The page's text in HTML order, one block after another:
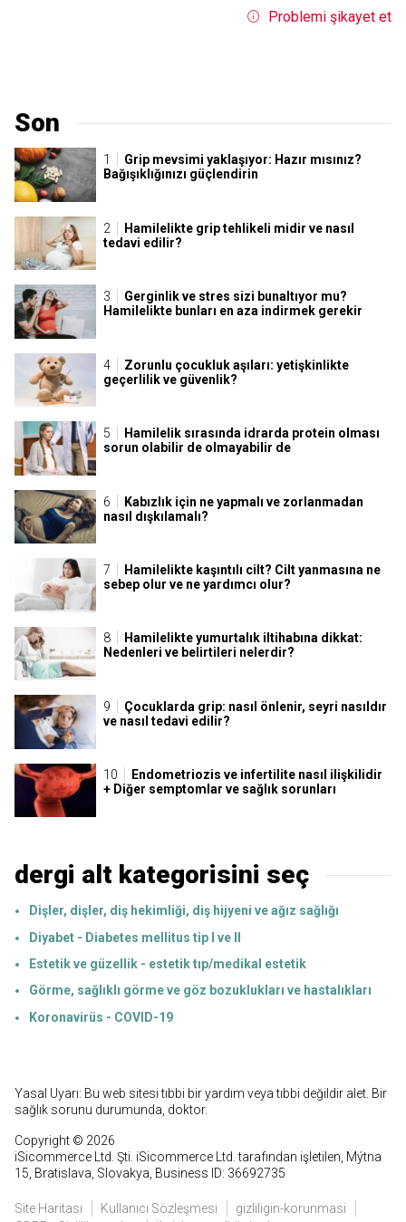
Problemi şikayet et
Son
Grip mevsimi yaklaşıyor: Hazır mısınız?
Bağışıklığınızı güçlendirin
Hamilelikte grip tehlikeli midir ve nasıl
tedavi edilir?
Gerginlik ve stres sizi bunaltıyor mu?
Hamilelikte bunları en aza indirmek gerekir
Zorunlu çocukluk aşıları: yetişkinlikte
geçerlilik ve güvenlik?
Hamilelik sırasında idrarda protein olması
sorun olabilir de olmayabilir de
Kabızlık için ne yapmalı ve zorlanmadan
nasıl dışkılamalı?
Hamilelikte kaşıntılı cilt? Cilt yanmasına ne
sebep olur ve ne yardımcı olur?
Hamilelikte yumurtalık iltihabına dikkat:
Nedenleri ve belirtileri nelerdir?
Çocuklarda grip: nasıl önlenir, seyri nasıldır
ve nasıl tedavi edilir?
Endometriozis ve infertilite nasıl ilişkilidir
+ Diğer semptomlar ve sağlık sorunları
dergi alt kategorisini seç
Dişler, dişler, diş hekimliği, diş hijyeni ve ağız sağlığı
Diyabet - Diabetes mellitus tip I ve II
Estetik ve güzellik - estetik tıp/medikal estetik
Görme, sağlıklı görme ve göz bozuklukları ve hastalıkları
Koronavirüs - COVID-19
Yasal Uyarı: Bu web sitesi tıbbi bir yardım veya tıbbi değildir alet. Bir
sağlık sorunu durumunda, doktor.
Copyright © 2026
iSicommerce Ltd. Şti. iSicommerce Ltd. tarafından işletilen, Mýtna
15, Bratislava, Slovakya, Business ID: 36692735
Site Haritası Kullanıcı Sözleşmesi
gizliligin-korunmasi